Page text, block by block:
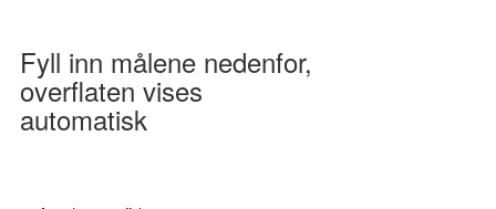
Fyll inn målene nedenfor,
overflaten vises
automatisk